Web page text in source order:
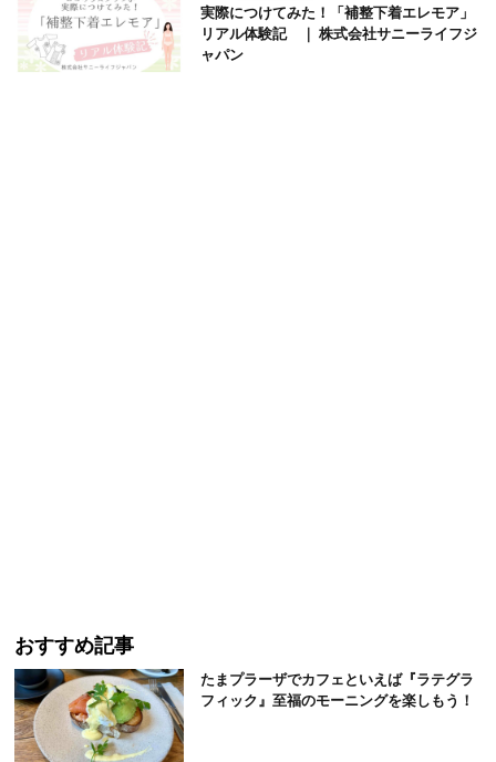
実際につけてみた！「補整下着エレモア」
リアル体験記 ｜ 株式会社サニーライフジ
ャパン
おすすめ記事
たまプラーザでカフェといえば『ラテグラ
フィック』至福のモーニングを楽しもう！